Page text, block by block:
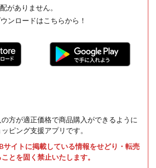
がありません。
ンロードはこちらから！
方が適正価格で商品購入ができるように
ピング支援アプリです。
サイトに掲載している情報をせどり・転売
とを固く禁止いたします。